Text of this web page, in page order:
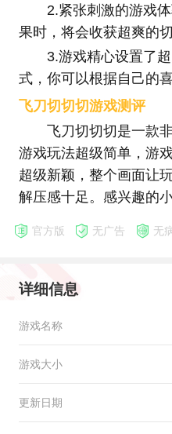
2.紧张刺激的游戏
果时，将会收获超爽的
3.游戏精心设置了
式，你可以根据自己的
飞刀切切切游戏测评
飞刀切切切是一款
游戏玩法超级简单，游
超级新颖，整个画面让
解压感十足。感兴趣的
官方版 无广告 无
详细信息
游戏名称
游戏大小
更新日期